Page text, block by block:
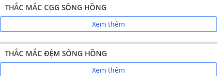
THẮC MẮC CGG SÔNG HỒNG
Xem thêm
THẮC MẮC ĐỆM SÔNG HỒNG
Xem thêm